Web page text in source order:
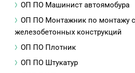
ОП ПО Машинист автоямобура
ОП ПО Монтажник по монтажу
железобетонных конструкций
ОП ПО Плотник
ОП ПО Штукатур